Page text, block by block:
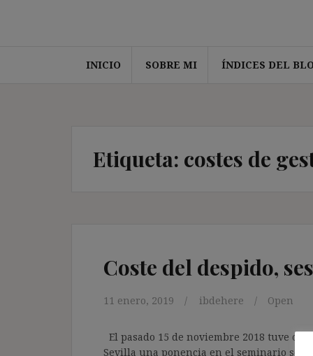
INICIO SOBRE MI ÍNDICES DEL
Etiqueta: costes de
Coste del despido,
11 enero, 2019 ibdehere Open
El pasado 15 de noviembre 2018 tuve
Sevilla una ponencia en el seminario